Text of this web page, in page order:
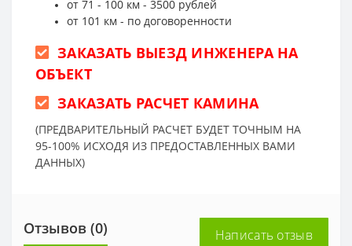
от 71 - 100 км - 3500 рублей
от 101 км - по договоренности
ЗАКАЗАТЬ ВЫЕЗД ИНЖЕНЕРА НА
ОБЪЕКТ
ЗАКАЗАТЬ РАСЧЕТ КАМИНА
(ПРЕДВАРИТЕЛЬНЫЙ РАСЧЕТ БУДЕТ ТОЧНЫМ НА
95-100% ИСХОДЯ ИЗ ПРЕДОСТАВЛЕННЫХ ВАМИ
ДАННЫХ)
Отзывов (0) Написать отзыв